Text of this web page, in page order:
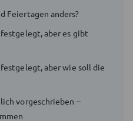
Feiertagen anders?
aber es gibt
aber wie soll die
vorgeschrieben –